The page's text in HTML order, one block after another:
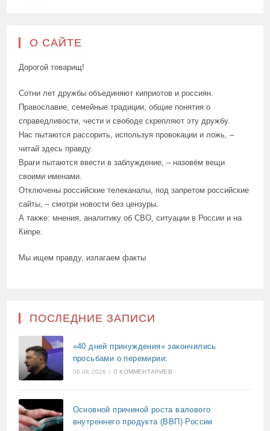
О САЙТЕ
Дорогой товарищ!
Сотни лет дружбы объединяют киприотов и россиян.
Православие, семейные традиции, общие понятия о
справедливости, чести и свободе скрепляют эту дружбу.
Нас пытаются рассорить, используя провокации и ложь, –
читай здесь правду.
Враги пытаются ввести в заблуждение, – назовём вещи
своими именами.
Отключены российские телеканалы, под запретом российские
сайты, – смотри новости без цензуры.
А также: мнения, аналитику об СВО, ситуации в России и на
Кипре.
Мы ищем правду, излагаем факты
ПОСЛЕДНИЕ ЗАПИСИ
«40 дней принуждения» закончились
просьбами о перемирии:
06.08.2026 / 0 КОММЕНТАРИЕВ
Основной причиной роста валового
внутреннего продукта (ВВП) России